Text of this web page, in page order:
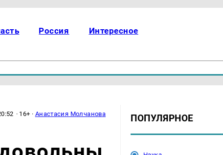
Россия Интересное
· 16+ · Анастасия Молчанова ПОПУЛЯРНОЕ